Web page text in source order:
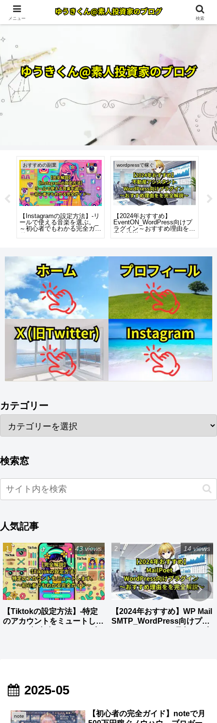
おすすめの副業
【Instagramの設定方法】-リ
ールで使える音楽を選ぶ。_
～初心者でもわかる完全ガイ
wordpressで稼ぐ
【2024年おすすめ】
EventON_WordPress向けプ
ラグイン～おすすめ理由をを
カテゴリー
検索窓
人気記事
【Tiktokの設定方法】-特定
のアカウントをミュートしま
43 views
【2024年おすすめ】WP Mail
SMTP_WordPress向けプラ
14 views
2025-05
note
【初心者の完全ガイド】noteで月
メニュー 検索